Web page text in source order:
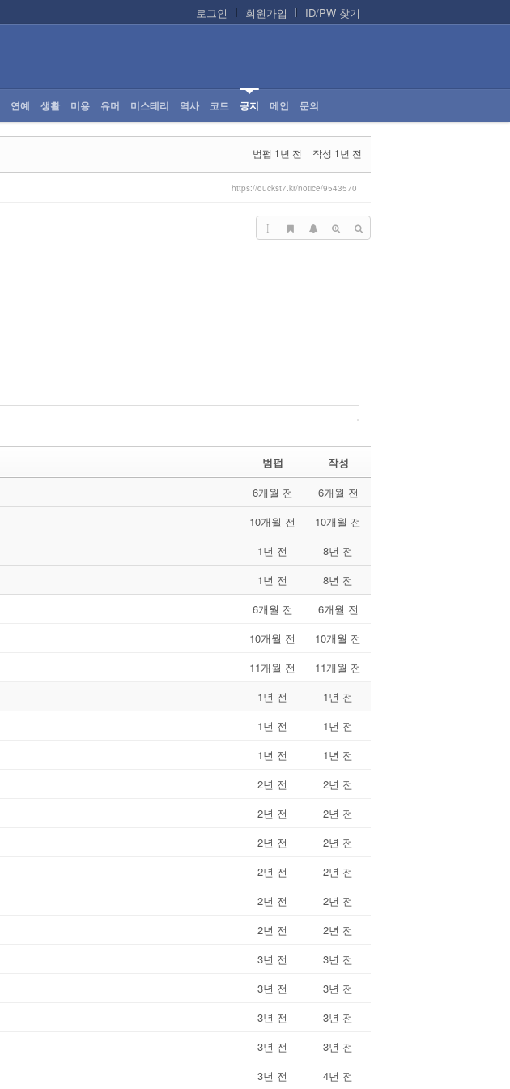
로그인
회원가입 ID/PW 찾기
연예 생활 미용 유머 미스테리 역사 코드 공지 메인 문의
범펍 1년 전 작성 1년 전
https://duckst7.kr/notice/9543570
범펍
작성
6개월 전
6개월 전
10개월 전
10개월 전
1년 전
8년 전
1년 전
8년 전
6개월 전
6개월 전
10개월 전
10개월 전
11개월 전
11개월 전
1년 전
1년 전
1년 전
1년 전
1년 전
1년 전
2년 전
2년 전
2년 전
2년 전
2년 전
2년 전
2년 전
2년 전
2년 전
2년 전
2년 전
2년 전
3년 전
3년 전
3년 전
3년 전
3년 전
3년 전
3년 전
3년 전
3년 전 4년 전